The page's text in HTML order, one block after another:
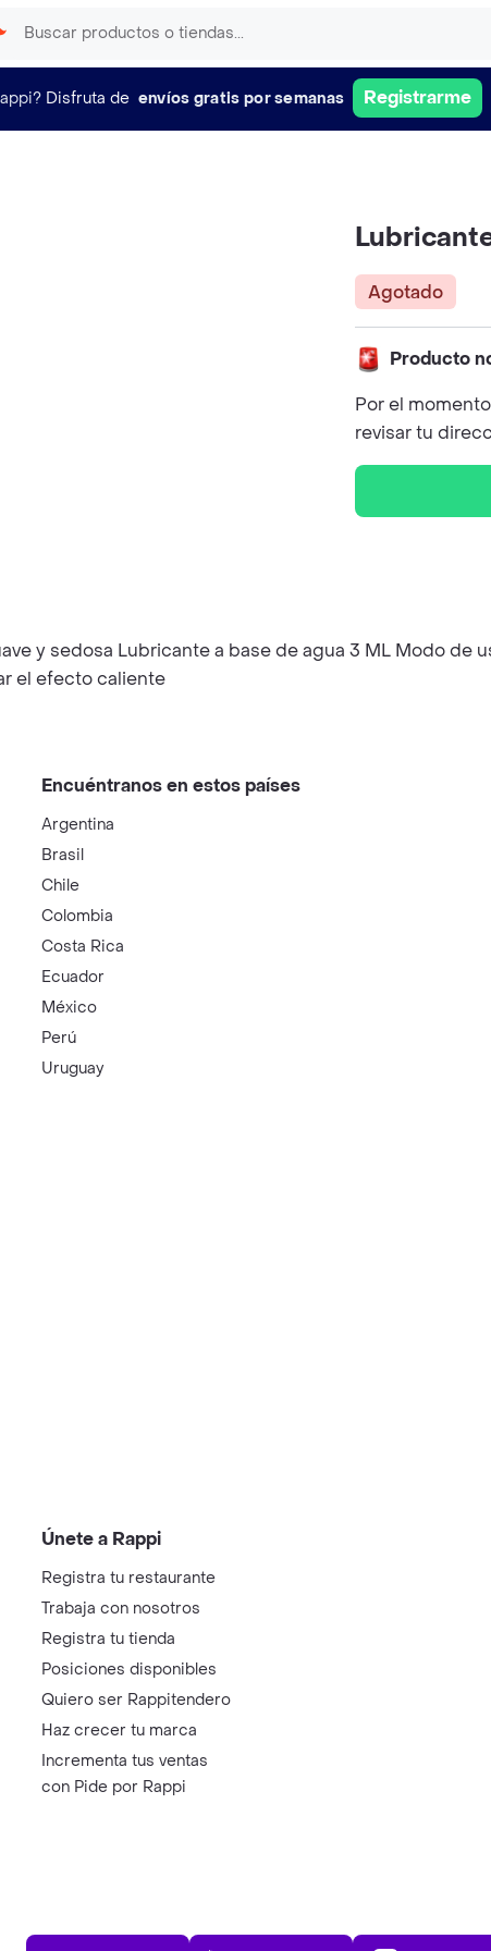
Disfruta de envíos gratis por semanas Registrarme
Agotado
Producto
Por el
revisar tu
y sedosa Lubricante a base de agua 3 ML Modo de
el efecto caliente
Encuéntranos en estos países
Argentina
Brasil
Chile
Colombia
Costa Rica
Ecuador
México
Perú
Uruguay
Únete a Rappi
Registra tu restaurante
Trabaja con nosotros
Registra tu tienda
Posiciones disponibles
Quiero ser Rappitendero
Haz crecer tu marca
Incrementa tus ventas
con Pide por Rappi
App Store Play Store